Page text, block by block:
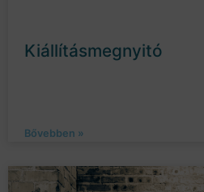
Kiállításmegnyitó
Bővebben »